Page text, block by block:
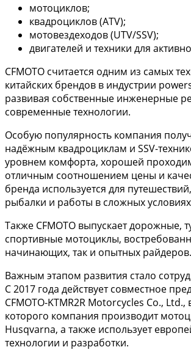
мотоциклов;
квадроциклов (ATV);
мотовездеходов (UTV/SSV);
двигателей и техники для
CFMOTO считается одним из самых
китайских брендов в индустрии
развивая собственные инженерные
современные технологии.
Особую популярность компания
надёжным квадроциклам и SSV-
уровнем комфорта, хорошей
отличным соотношением цены и
бренда используется для
рыбалки и работы в сложных
Также CFMOTO выпускает дорожные,
спортивные мотоциклы,
начинающих, так и опытных райдеров.
Важным этапом развития стало
С 2017 года действует совместное
CFMOTO-KTMR2R Motorcycles Co., Ltd.,
которого компания производит
Husqvarna, а также использует
технологии и разработки.